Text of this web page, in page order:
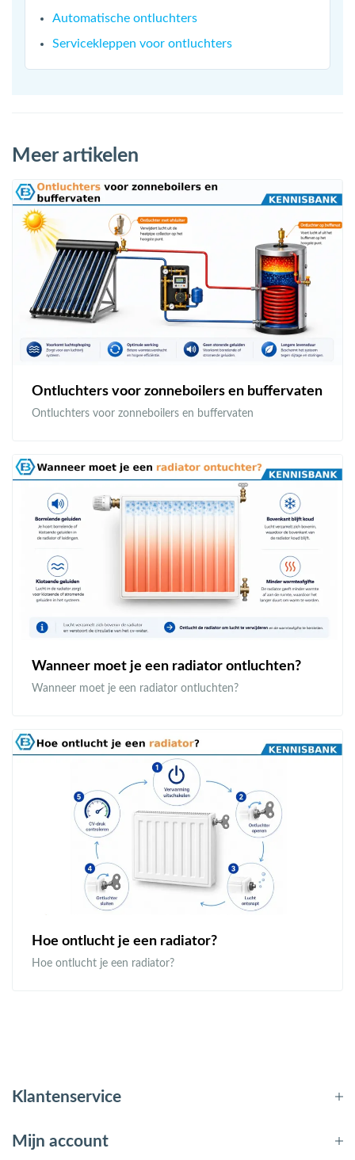
Automatische ontluchters
Servicekleppen voor ontluchters
Meer artikelen
Ontluchters voor zonneboilers en buffervaten
Ontluchters voor zonneboilers en buffervaten
Wanneer moet je een radiator ontluchten?
Wanneer moet je een radiator ontluchten?
Hoe ontlucht je een radiator?
Hoe ontlucht je een radiator?
Klantenservice
Mijn account